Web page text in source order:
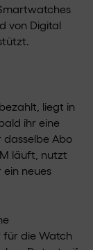
von Digital
liegt in
ihr eine
Abo
läuft, nutzt
ein neues
für die Watch